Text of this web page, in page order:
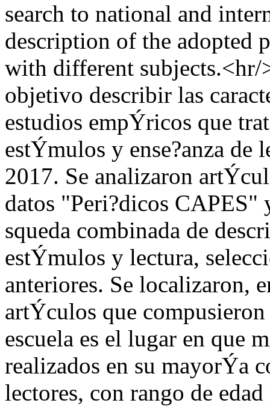
search to national and
description of the adopted
with different subjects.<hr/
objetivo describir las
estudios empÝricos que
estÝmulos y ense?anza de
2017. Se analizaron
datos "Peri?dicos
squeda combinada de
estÝmulos y lectura,
anteriores. Se localizaron,
artÝculos que
escuela es el lugar en que
realizados en su mayorÝa
lectores, con rango de